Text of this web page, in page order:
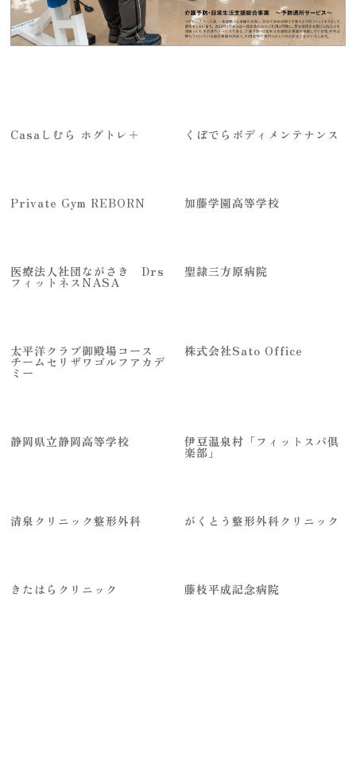
Casaしむら ホグトレ＋ くぼでらボディメンテナンス
Private Gym REBORN 加藤学園高等学校
医療法人社団ながさき Drs
フィットネスNASA
聖隷三方原病院
太平洋クラブ御殿場コース
チームセリザワゴルフアカデ
ミー
株式会社Sato Office
静岡県立静岡高等学校 伊豆温泉村「フィットスパ倶
楽部」
清泉クリニック整形外科 がくとう整形外科クリニック
きたはらクリニック 藤枝平成記念病院